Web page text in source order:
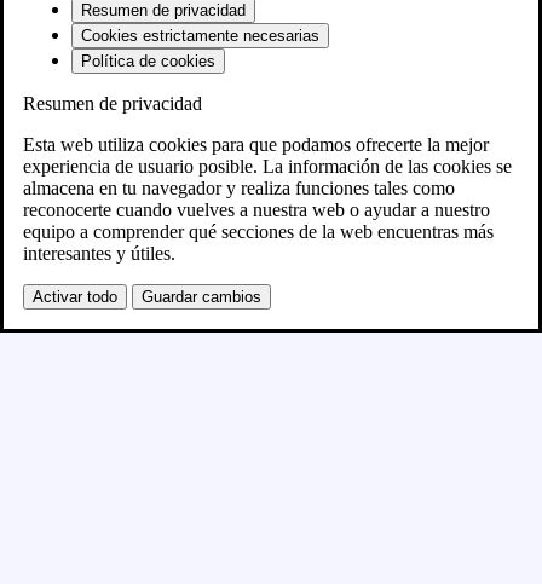
Próximamente
Se está creando el nuevo sitio WordPress y se
publicará en breve
Resumen de privacidad
Cookies estrictamente necesarias
Política de cookies
Resumen de privacidad
Esta web utiliza cookies para que podamos ofrecerte la mejor
experiencia de usuario posible. La información de las cookies se
almacena en tu navegador y realiza funciones tales como
reconocerte cuando vuelves a nuestra web o ayudar a nuestro
equipo a comprender qué secciones de la web encuentras más
interesantes y útiles.
Activar todo Guardar cambios